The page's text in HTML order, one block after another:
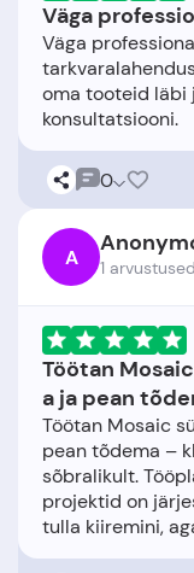
Väga
Väga
oma tooteid läbi
0
A 1 arvustused
Töötan
a ja pean
Töötan Mosaic
pean tõdema –
sõbralikult.
projektid on